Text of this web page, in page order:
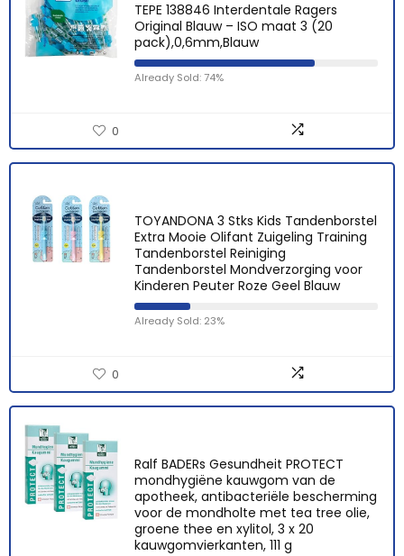
TEPE 138846 Interdentale Ragers
Original Blauw – ISO maat 3 (20
pack),0,6mm,Blauw
Already Sold: 74%
0
TOYANDONA 3 Stks Kids Tandenborstel
Extra Mooie Olifant Zuigeling Training
Tandenborstel Reiniging
Tandenborstel Mondverzorging voor
Kinderen Peuter Roze Geel Blauw
Already Sold: 23%
0
Ralf BADERs Gesundheit PROTECT
mondhygiëne kauwgom van de
apotheek, antibacteriële bescherming
voor de mondholte met tea tree olie,
groene thee en xylitol, 3 x 20
kauwgomvierkanten, 111 g